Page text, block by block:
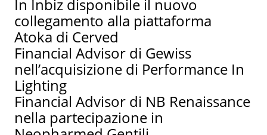
In Inbiz disponibile il nuovo
collegamento alla piattaforma
Atoka di Cerved
Financial Advisor di Gewiss
nell’acquisizione di Performance In
Lighting
Financial Advisor di NB Renaissance
nella partecipazione in